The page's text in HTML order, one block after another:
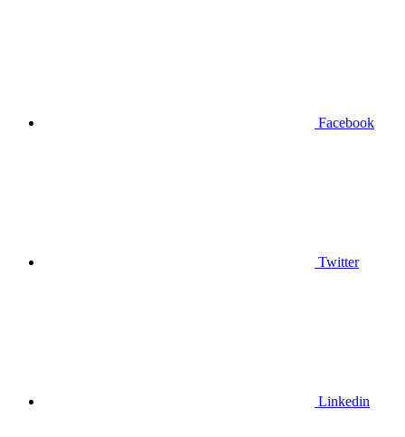
Facebook
Twitter
Linkedin